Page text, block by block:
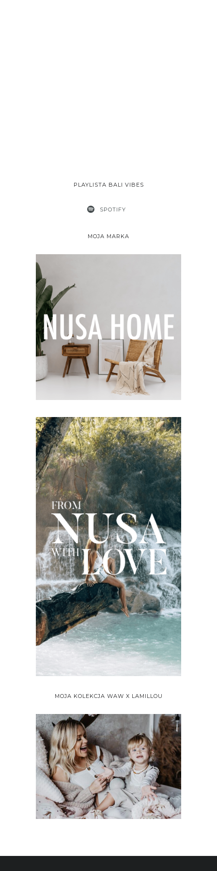
PLAYLISTA BALI VIBES
SPOTIFY
MOJA MARKA
MOJA KOLEKCJA WAW X LAMILLOU